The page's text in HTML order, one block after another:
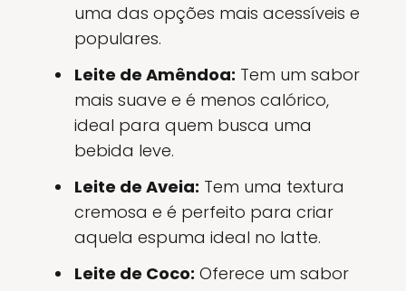
uma das opções mais acessíveis e
populares.
Leite de Amêndoa: Tem um sabor
mais suave e é menos calórico,
ideal para quem busca uma
bebida leve.
Leite de Aveia: Tem uma textura
cremosa e é perfeito para criar
aquela espuma ideal no latte.
Leite de Coco: Oferece um sabor